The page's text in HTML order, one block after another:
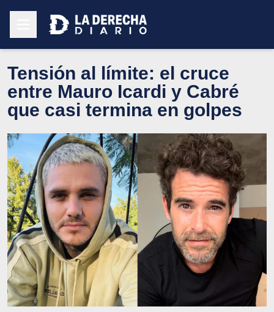
Tensión al límite: el cruce
entre Mauro Icardi y Cabré
que casi termina en golpes